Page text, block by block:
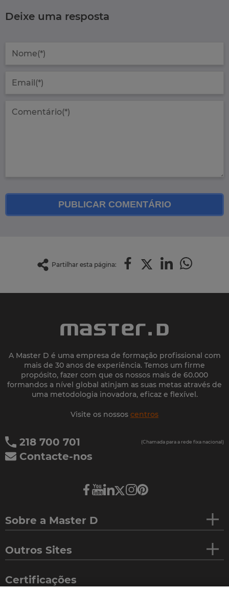
Deixe uma resposta
PUBLICAR COMENTÁRIO
Partilhar esta página:
A Master D é uma empresa de formação profissional com
mais de 30 anos de experiência. Temos um firme
propósito, fazer com que os nossos mais de 60.000
formandos a nível global atinjam as suas metas através de
uma metodologia inovadora, eficaz e flexível.
Visite os nossos centros
218 700 701 (Chamada para a rede fixa nacional)
Contacte-nos
Sobre a Master D
Outros Sites
Certificações